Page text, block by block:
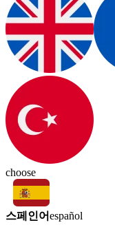
choose
스페인어español